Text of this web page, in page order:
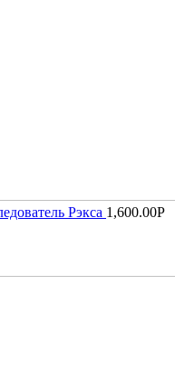
Рэкса 1,600.00Р